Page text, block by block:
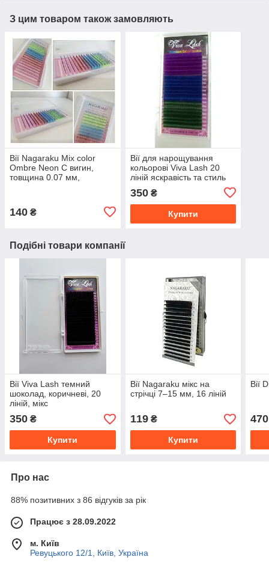
З цим товаром також замовляють
Вії Nagaraku Mix color
Ombre Neon C вигин,
товщина 0.07 мм,
140 ₴
Вії для нарощування
кольорові Viva Lash 20
ліній яскравість та стиль
350₴
Купити
Подібні товари компанії
Вії Viva Lash темний
шоколад, коричневі, 20
ліній, мікс
350 ₴
Купити
Вії Nagaraku мікс на
стрічці 7–15 мм, 16 ліній
119₴
Купити
Вії
470
Про нас
88% позитивних з 86 відгуків за рік
Працює з 28.09.2022
м. Київ
Ревуцького 12/1, Київ, Україна